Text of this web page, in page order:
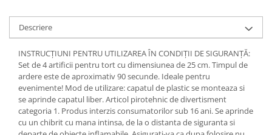
Descriere
INSTRUCȚIUNI PENTRU UTILIZAREA ÎN CONDIȚII DE SIGURANȚĂ:
Set de 4 artificii pentru tort cu dimensiunea de 25 cm. Timpul de
ardere este de aproximativ 90 secunde. Ideale pentru
evenimente! Mod de utilizare: capatul de plastic se monteaza si
se aprinde capatul liber. Articol pirotehnic de divertisment
categoria 1. Produs interzis consumatorilor sub 16 ani. Se aprinde
cu un chibrit cu mana intinsa, de la o distanta de siguranta si